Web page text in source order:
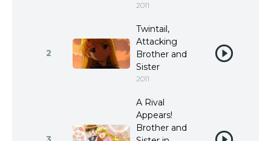
2011
2
Twintail,
Attacking
Brother and
Sister
2011
A Rival
Appears!
Brother and